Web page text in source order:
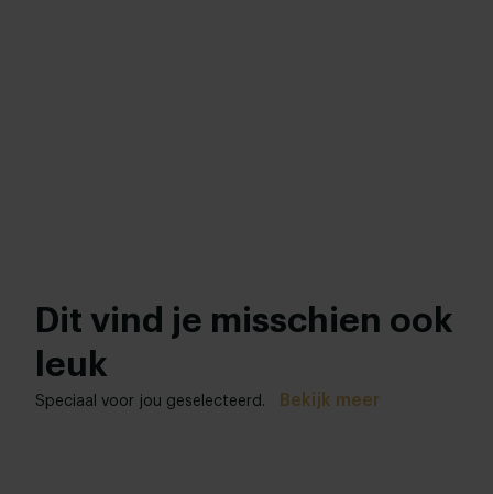
Dit vind je misschien ook
leuk
Speciaal voor jou geselecteerd. Bekijk meer